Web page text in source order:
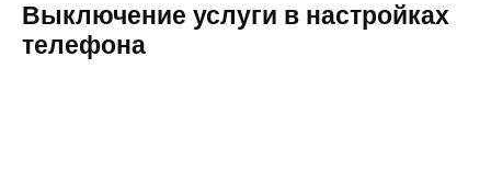
Выключение услуги в настройках
телефона